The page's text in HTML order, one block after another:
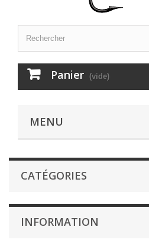
Panier (vide)
MENU
CATÉGORIES
INFORMATION